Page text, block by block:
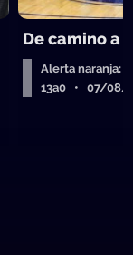
De camino a
Alerta naranja:
13a0 • 07/08/